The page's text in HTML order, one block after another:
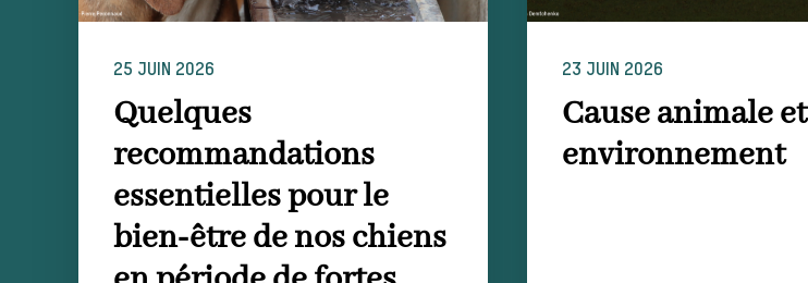
25 JUIN 2026
Quelques
recommandations
essentielles pour le
bien-être de nos chiens
23 JUIN 2026
Cause animale et
environnement